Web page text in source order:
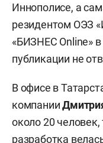
Иннополисе, а
резидентом ОЭЗ
«БИЗНЕС Online»
публикации не
В офисе в
компании
около 20 человек,
разработка